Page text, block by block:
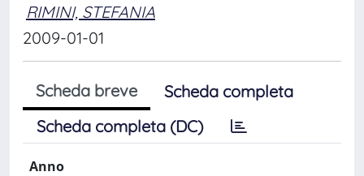
RIMINI, STEFANIA
2009-01-01
Scheda breve
Scheda completa
Scheda completa (DC)
Anno